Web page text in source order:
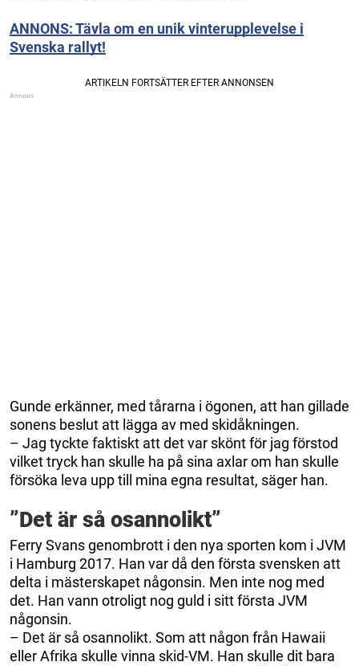
ANNONS: Tävla om en unik vinterupplevelse i
Svenska rallyt!
Gunde erkänner, med tårarna i ögonen, att han gillade
sonens beslut att lägga av med skidåkningen.
– Jag tyckte faktiskt att det var skönt för jag förstod
vilket tryck han skulle ha på sina axlar om han skulle
försöka leva upp till mina egna resultat, säger han.
”Det är så osannolikt”
Ferry Svans genombrott i den nya sporten kom i JVM
i Hamburg 2017. Han var då den första svensken att
delta i mästerskapet någonsin. Men inte nog med
det. Han vann otroligt nog guld i sitt första JVM
någonsin.
– Det är så osannolikt. Som att någon från Hawaii
eller Afrika skulle vinna skid-VM. Han skulle dit bara